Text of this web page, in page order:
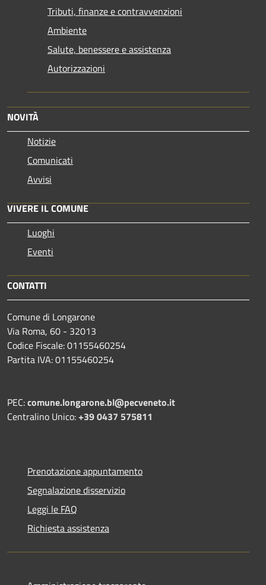
Tributi, finanze e contravvenzioni
Ambiente
Salute, benessere e assistenza
Autorizzazioni
NOVITÀ
Notizie
Comunicati
Avvisi
VIVERE IL COMUNE
Luoghi
Eventi
CONTATTI
Comune di Longarone
Via Roma, 60 - 32013
Codice Fiscale: 01155460254
Partita IVA: 01155460254
PEC:comune.longarone.bl@pecveneto.it
Centralino Unico:+39 0437 575811
Prenotazione appuntamento
Segnalazione disservizio
Leggi le FAQ
Richiesta assistenza